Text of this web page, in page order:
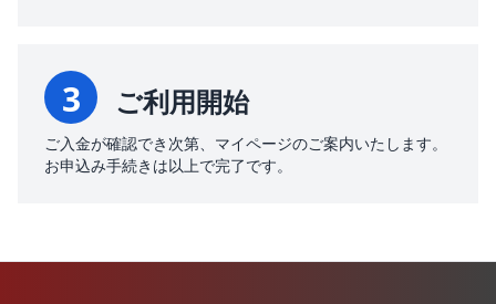
3 ご利用開始
ご入金が確認でき次第、マイページのご案内いたします。
お申込み手続きは以上で完了です。